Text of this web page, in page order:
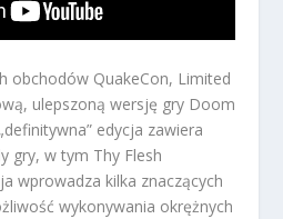
obchodów QuakeCon, Limited
ulepszoną wersję gry Doom
edycja zawiera
gry, w tym Thy Flesh
wprowadza kilka znaczących
wykonywania okrężnych